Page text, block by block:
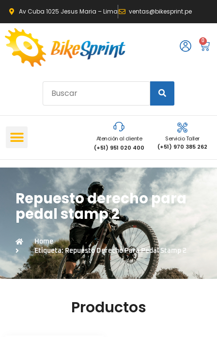
Av Cuba 1025 Jesus Maria – Lima ventas@bikesprint.pe
0
Atención al cliente
(+51) 951 020 400
Servicio Taller
(+51) 970 385 262
Repuesto derecho para
pedal stamp 2
Home
Etiqueta: Repuesto Derecho Para Pedal Stamp 2
Productos